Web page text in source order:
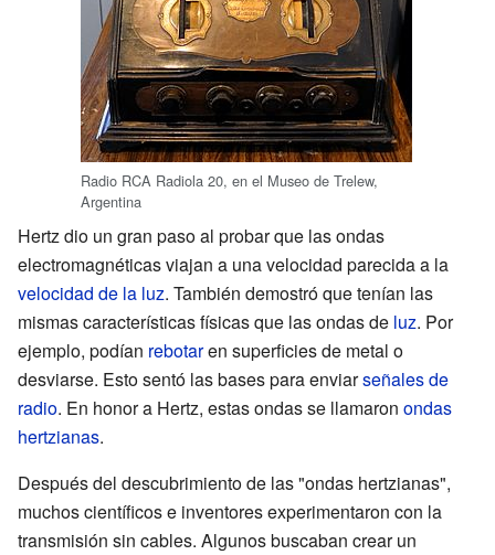
Radio RCA Radiola 20, en el Museo de Trelew,
Argentina
Hertz dio un gran paso al probar que las ondas
electromagnéticas viajan a una velocidad parecida a la
velocidad de la luz. También demostró que tenían las
mismas características físicas que las ondas de luz. Por
ejemplo, podían rebotaren superficies de metal o
desviarse. Esto sentó las bases para enviarseñales de
radio. En honor a Hertz, estas ondas se llamaron ondas
hertzianas.
Después del descubrimiento de las "ondas hertzianas",
muchos científicos e inventores experimentaron con la
transmisión sin cables. Algunos buscaban crear un